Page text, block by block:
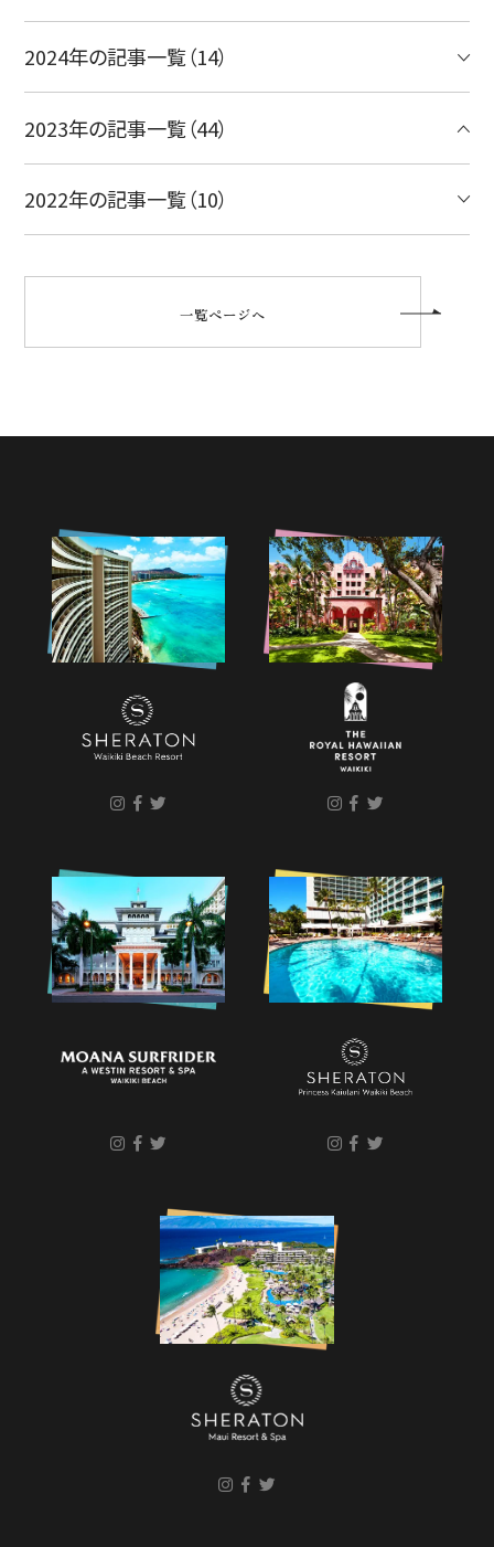
2024年の記事一覧（14）
2023年の記事一覧（44）
2022年の記事一覧（10）
一覧ページへ